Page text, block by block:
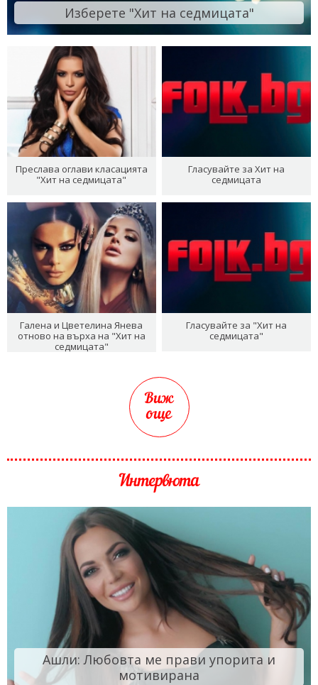
Изберете "Хит на седмицата"
Преслава оглави класацията
"Хит на седмицата"
Гласувайте за Хит на
седмицата
Галена и Цветелина Янева
отново на върха на "Хит на
седмицата"
Гласувайте за "Хит на
седмицата"
Виж
още
Интервюта
Ашли: Любовта ме прави упорита и
мотивирана